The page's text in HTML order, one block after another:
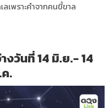
เพราะคำจากคนขี้ขาล
งวันที่ 14 มิ.ย.- 14
.